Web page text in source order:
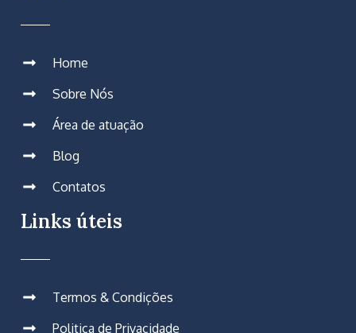
Home
Sobre Nós
Área de atuação
Blog
Contatos
Links úteis
Termos & Condições
Politica de Privacidade